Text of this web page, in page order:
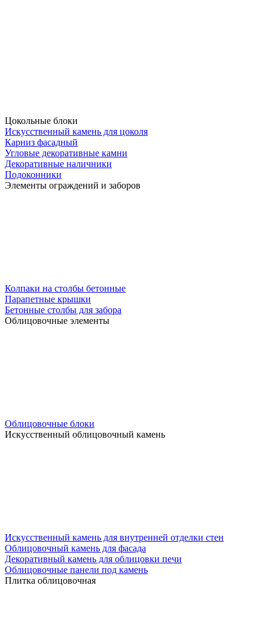
Цокольные блоки
Искусственный камень для цоколя
Карниз фасадный
Угловые декоративные камни
Декоративные наличники
Подоконники
Элементы ограждений и заборов
Колпаки на столбы бетонные
Парапетные крышки
Бетонные столбы для забора
Облицовочные элементы
Облицовочные блоки
Искусственный облицовочный камень
Искусственный камень для внутренней отделки стен
Облицовочный камень для фасада
Декоративный камень для облицовки печи
Облицовочные панели под камень
Плитка облицовочная